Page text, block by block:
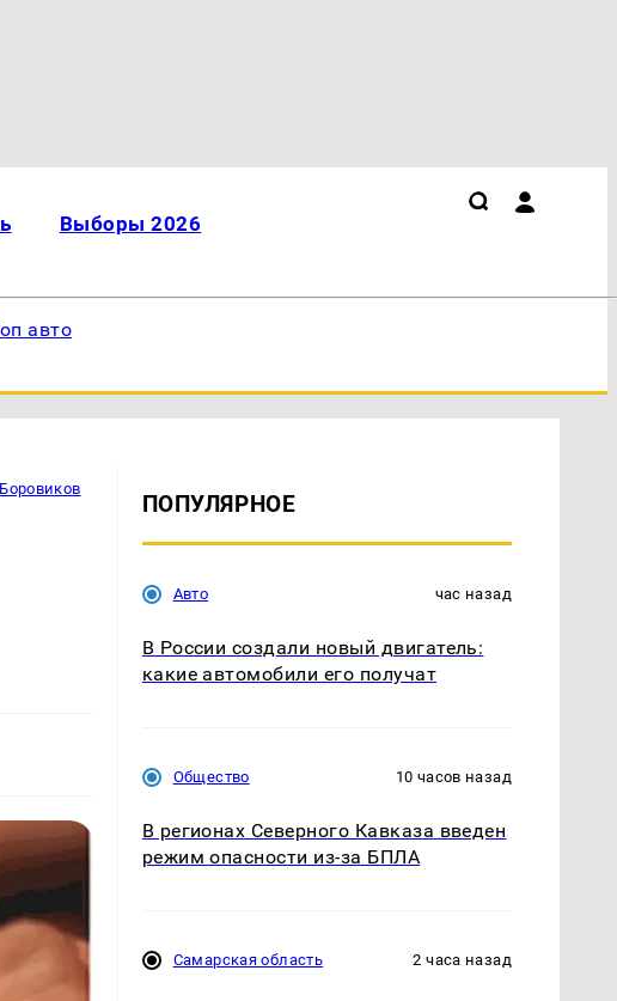
Выборы 2026
авто
ПОПУЛЯРНОЕ
Авто час назад
В России создали новый двигатель:
какие автомобили его получат
Общество 10 часов назад
В регионах Северного Кавказа введен
режим опасности из-за БПЛА
Самарская область 2 часа назад